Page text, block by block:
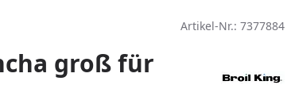
Artikel-Nr.: 7377884
groß für